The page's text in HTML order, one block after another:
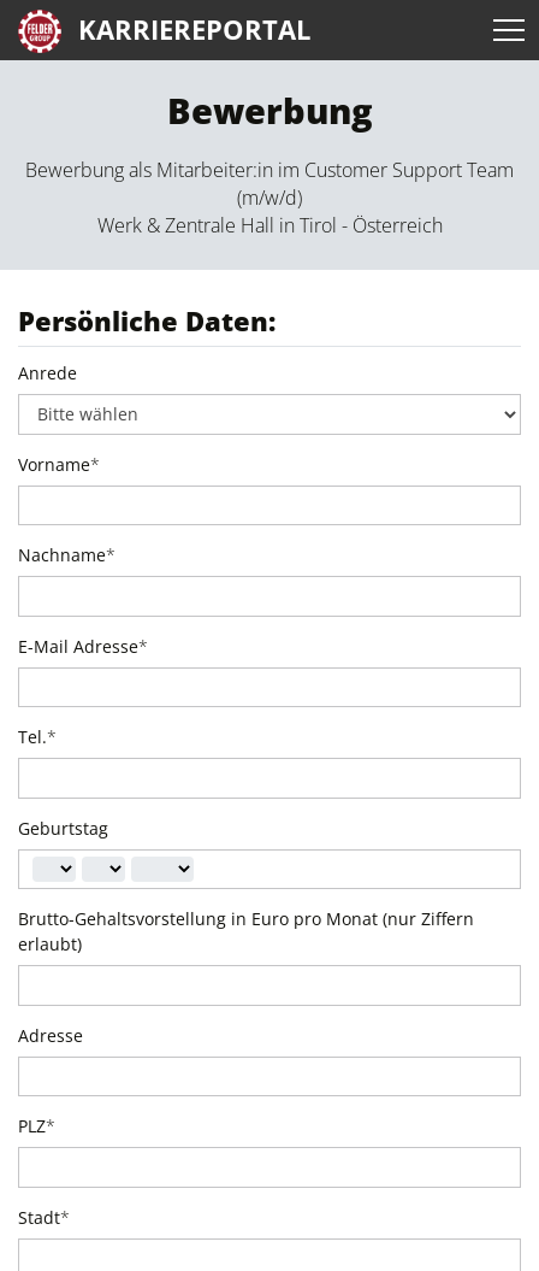
KARRIEREPORTAL
Bewerbung
Bewerbung als Mitarbeiter:in im Customer Support Team
(m/w/d)
Werk & Zentrale Hall in Tirol - Österreich
Persönliche Daten:
Anrede
Vorname*
Nachname*
E-Mail Adresse*
Tel.*
Geburtstag
Brutto-Gehaltsvorstellung in Euro pro Monat (nur Ziffern
erlaubt)
Adresse
PLZ*
Stadt*